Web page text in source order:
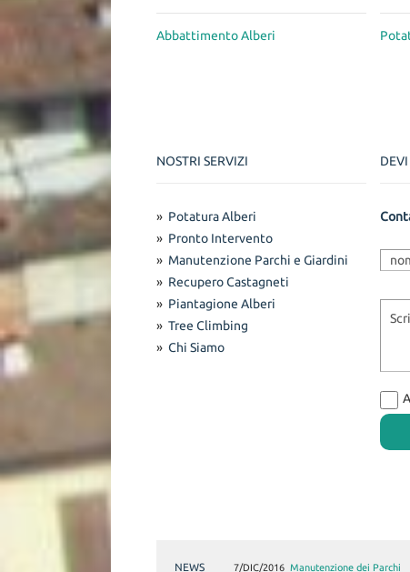
Abbattimento Alberi
NOSTRI SERVIZI
» Potatura Alberi
» Pronto Intervento
» Manutenzione Parchi e Giardini
» Recupero Castagneti
» Piantagione Alberi
» Tree Climbing
» Chi Siamo
NEWS 7/DIC/2016 Manutenzione dei Parchi
7/DIC/2016 Il Recupero di un